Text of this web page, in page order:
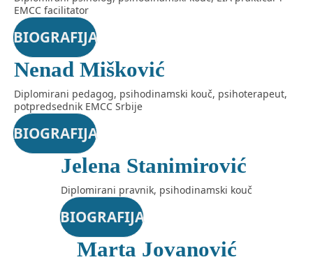
EMCC facilitator
BIOGRAFIJA
Nenad Mišković
Diplomirani pedagog, psihodinamski kouč, psihoterapeut,
potpredsednik EMCC Srbije
BIOGRAFIJA
Jelena Stanimirović
Diplomirani pravnik, psihodinamski kouč
BIOGRAFIJA
Marta Jovanović